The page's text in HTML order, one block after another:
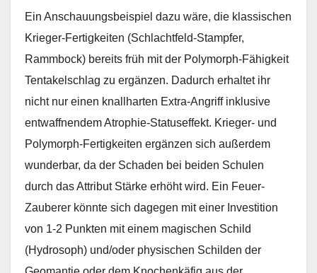
Ein Anschauungsbeispiel dazu wäre, die klassischen
Krieger-Fertigkeiten (Schlachtfeld-Stampfer,
Rammbock) bereits früh mit der Polymorph-Fähigkeit
Tentakelschlag zu ergänzen. Dadurch erhaltet ihr
nicht nur einen knallharten Extra-Angriff inklusive
entwaffnendem Atrophie-Statuseffekt. Krieger- und
Polymorph-Fertigkeiten ergänzen sich außerdem
wunderbar, da der Schaden bei beiden Schulen
durch das Attribut Stärke erhöht wird. Ein Feuer-
Zauberer könnte sich dagegen mit einer Investition
von 1-2 Punkten mit einem magischen Schild
(Hydrosoph) und/oder physischen Schilden der